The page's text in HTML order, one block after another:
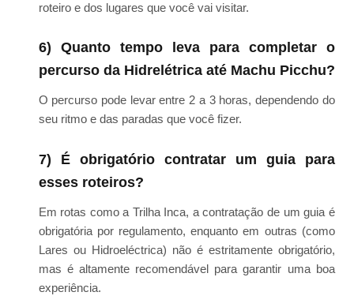
roteiro e dos lugares que você vai visitar.
6) Quanto tempo leva para completar o
percurso da Hidrelétrica até Machu Picchu?
O percurso pode levar entre 2 a 3 horas, dependendo do
seu ritmo e das paradas que você fizer.
7) É obrigatório contratar um guia para
esses roteiros?
Em rotas como a Trilha Inca, a contratação de um guia é
obrigatória por regulamento, enquanto em outras (como
Lares ou Hidroeléctrica) não é estritamente obrigatório,
mas é altamente recomendável para garantir uma boa
experiência.